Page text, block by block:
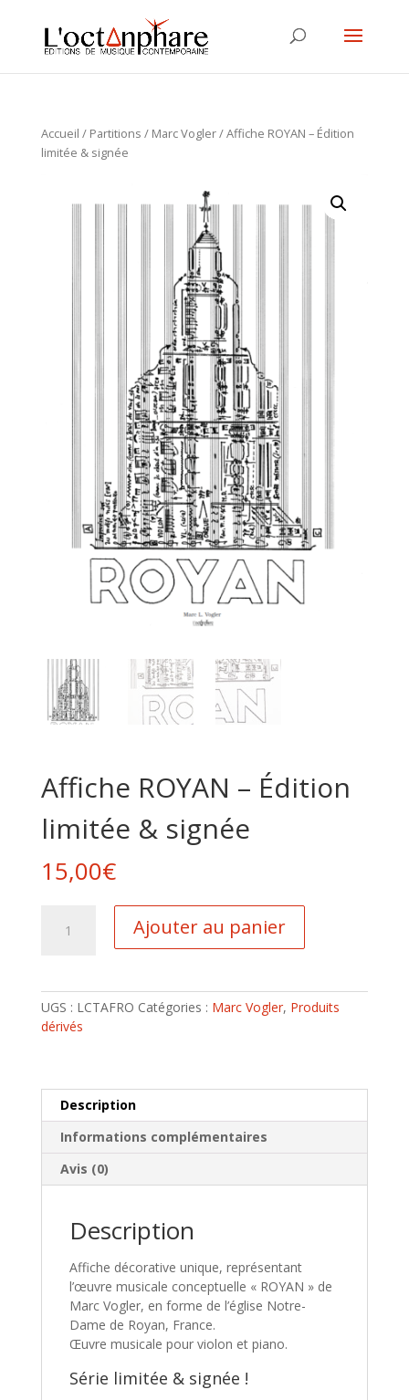
Accueil / Partitions / Marc Vogler/ Affiche ROYAN – Édition
limitée & signée
Affiche ROYAN – Édition
limitée & signée
15,00€
-
Édition
limitée
Ajouter au panier
UGS : LCTAFRO Catégories : Marc Vogler, Produits
dérivés
Description
Informations complémentaires
Avis (0)
Description
Affiche décorative unique, représentant
l’œuvre musicale conceptuelle « ROYAN » de
Marc Vogler, en forme de l’église Notre-
Dame de Royan, France.
Œuvre musicale pour violon et piano.
Série limitée & signée !